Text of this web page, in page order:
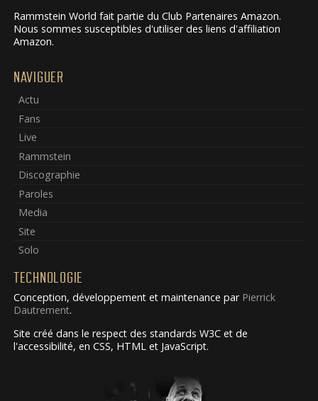
Rammstein World fait partie du Club Partenaires Amazon.
Nous sommes susceptibles d'utiliser des liens d'affiliation
Amazon.
NAVIGUER
Actu
Fans
Live
Rammstein
Discographie
Paroles
Media
Site
Solo
TECHNOLOGIE
Conception, développement et maintenance par Pierrick
Dautrement.
Site créé dans le respect des standards W3C et de
l'accessibilité, en CSS, HTML et JavaScript.